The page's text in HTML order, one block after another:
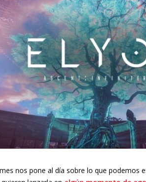
nos pone al día sobre lo que podemos